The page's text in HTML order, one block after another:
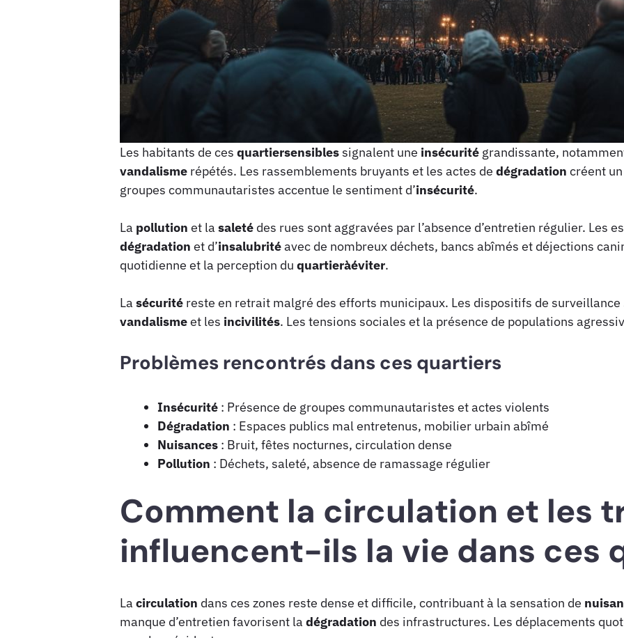
Les habitants de ces quartiersensiblessignalent une insécurité grandissante,
vandalisme répétés. Les rassemblements bruyants et les actes de dégradation créent
groupes communautaristes accentue le sentiment d’insécurité.
La pollution et la saleté des rues sont aggravées par l’absence d’entretien régulier. Les
dégradation et d’insalubritéavec de nombreux déchets, bancs abîmés et déjections
quotidienne et la perception du quartieràéviter.
La sécurité reste en retrait malgré des efforts municipaux. Les dispositifs de
vandalismeet les incivilités. Les tensions sociales et la présence de populations
Problèmes rencontrés dans ces quartiers
Insécurité : Présence de groupes communautaristes et actes violents
Dégradation : Espaces publics mal entretenus, mobilier urbain abîmé
Nuisances : Bruit, fêtes nocturnes, circulation dense
Pollution : Déchets, saleté, absence de ramassage régulier
Comment la circulation et les
influencent-ils la vie dans ces
La circulation dans ces zones reste dense et difficile, contribuant à la sensation de
manque d’entretien favorisent la dégradation des infrastructures. Les déplacements